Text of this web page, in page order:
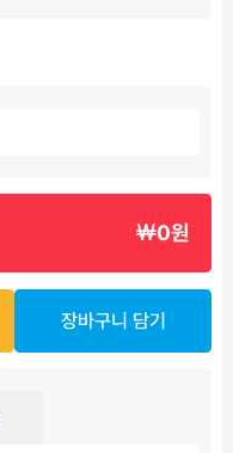
￦0원
장바구니 담기